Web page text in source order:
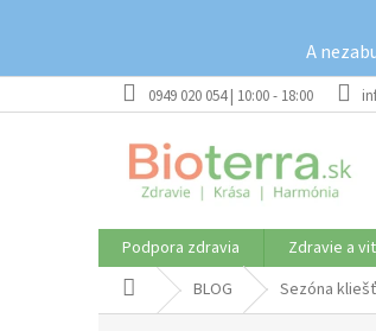
A
0949 020 054 | 10:00 - 18:00
Podpora zdravia Zdravie a
DomovBLOG Sezóna